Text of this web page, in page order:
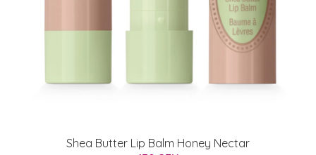
Shea Butter Lip Balm Honey Nectar